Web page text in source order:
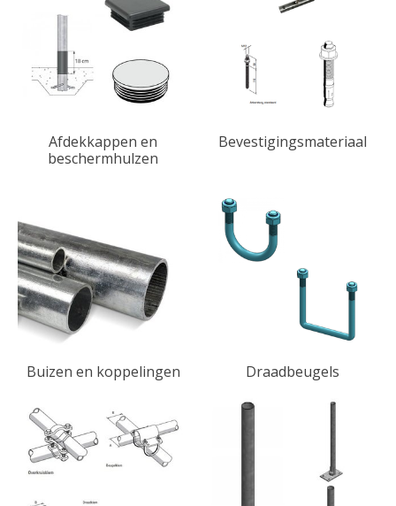
Afdekkappen en
beschermhulzen
Bevestigingsmateriaal
Buizen en koppelingen Draadbeugels